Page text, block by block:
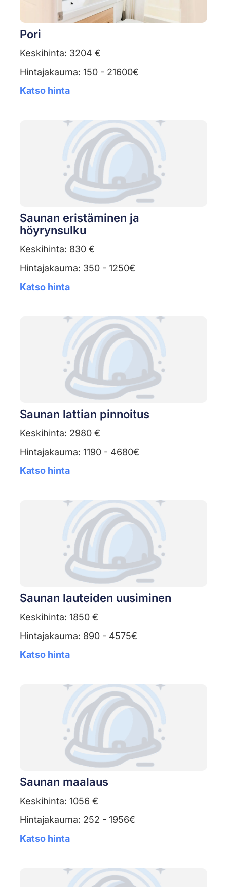
Pori
Keskihinta: 3204 €
Hintajakauma: 150 - 21600€
Katso hinta
Saunan eristäminen ja
höyrynsulku
Keskihinta: 830 €
Hintajakauma: 350 - 1250€
Katso hinta
Saunan lattian pinnoitus
Keskihinta: 2980 €
Hintajakauma: 1190 - 4680€
Katso hinta
Saunan lauteiden uusiminen
Keskihinta: 1850 €
Hintajakauma: 890 - 4575€
Katso hinta
Saunan maalaus
Keskihinta: 1056 €
Hintajakauma: 252 - 1956€
Katso hinta